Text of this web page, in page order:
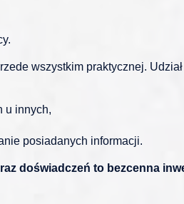
wszystkim praktycznej.
u innych,
posiadanych informacji.
doświadczeń to bezcenna